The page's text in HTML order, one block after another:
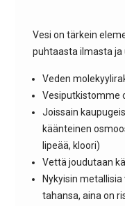
Vesi on tärkein
puhtaasta ilmasta ja
Veden
Vesiputkistomme
Joissain
käänteinen
lipeää, kloori)
Vettä joudutaan
Nykyisin
tahansa, aina on